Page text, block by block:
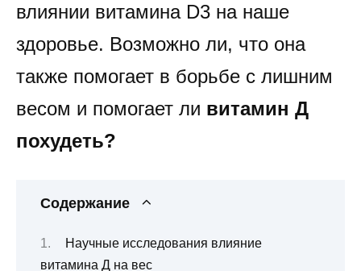
влиянии витамина D3 на наше
здоровье. Возможно ли, что она
также помогает в борьбе с лишним
весом и помогает ли витамин Д
похудеть?
Содержание
Научные исследования влияние
витамина Д на вес